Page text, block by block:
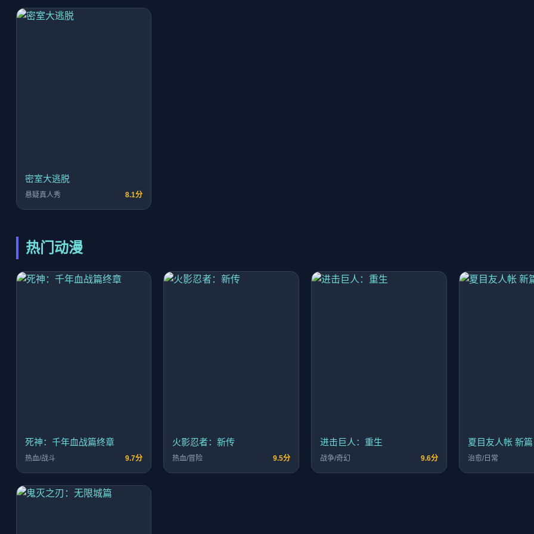
密室大逃脱
悬疑真人秀 8.1分
热门动漫
死神：千年血战篇终章
热血/战斗 9.7分
火影忍者：新传
热血/冒险 9.5分
进击巨人：重生
战争/奇幻 9.6分
夏目友人帐 新篇
治愈/日常